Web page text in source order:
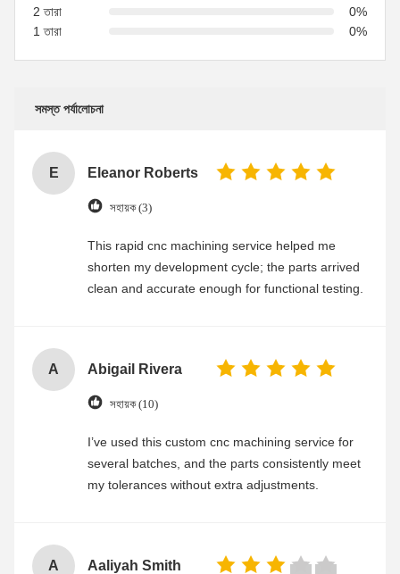
2 তারা
0%
1 তারা
0%
সমস্ত পর্যালোচনা
E Eleanor Roberts
সহায়ক (3)
This rapid cnc machining service helped me
shorten my development cycle; the parts arrived
clean and accurate enough for functional testing.
A Abigail Rivera
সহায়ক (10)
I’ve used this custom cnc machining service for
several batches, and the parts consistently meet
my tolerances without extra adjustments.
A Aaliyah Smith